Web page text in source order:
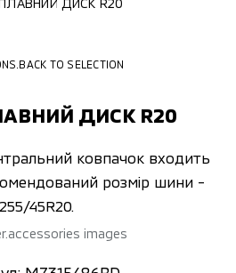
ДИСК R20
TO SELECTION
ДИСК R20
ковпачок входить
розмір шини -
255/45R20.
images